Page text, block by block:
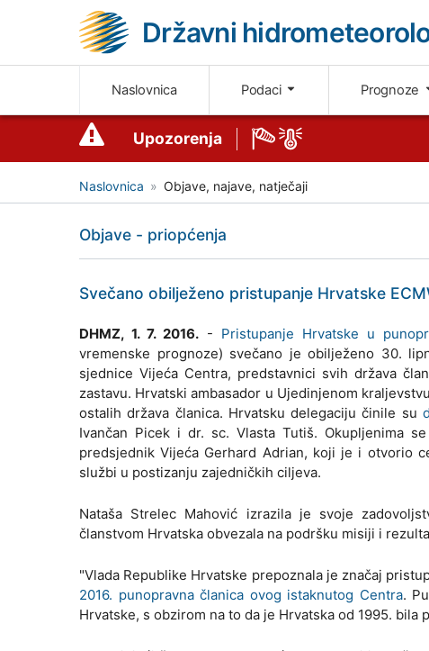
Državni
Naslovnica Podaci Prognoze
Upozorenja
Naslovnica Objave, najave, natječaji
Objave - priopćenja
Svečano obilježeno pristupanje Hrvatske
DHMZ, 1. 7. 2016. - Pristupanje Hrvatske u
vremenske prognoze) svečano je obilježeno 30.
sjednice Vijeća Centra, predstavnici svih država
zastavu. Hrvatski ambasador u Ujedinjenom
ostalih država članica. Hrvatsku delegaciju činile su
Ivančan Picek i dr. sc. Vlasta Tutiš. Okupljenima
predsjednik Vijeća Gerhard Adrian, koji je i otvorio
službi u postizanju zajedničkih ciljeva.
Nataša Strelec Mahović izrazila je svoje
članstvom Hrvatska obvezala na podršku misiji i
"Vlada Republike Hrvatske prepoznala je značaj
2016. punopravna članica ovog istaknutog Centra.
Hrvatske, s obzirom na to da je Hrvatska od 1995. bila